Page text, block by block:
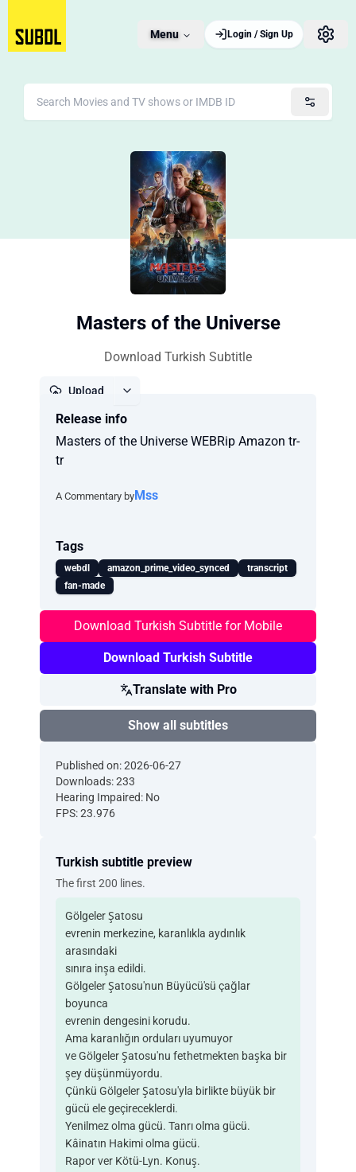
Menu Login / Sign Up
Masters of the Universe
Download Turkish Subtitle
Upload
Release info
Masters of the Universe WEBRip Amazon tr-
tr
A Commentary byMss
Tags
webdl amazon_prime_video_synced
transcript
fan-made
Download Turkish Subtitle for Mobile
Download Turkish Subtitle
Translate with Pro
Show all subtitles
Published on: 2026-06-27
Downloads: 233
Hearing Impaired: No
FPS: 23.976
Turkish subtitle preview
The first 200 lines.
Gölgeler Şatosu
evrenin merkezine, karanlıkla aydınlık
arasındaki
sınıra inşa edildi.
Gölgeler Şatosu'nun Büyücü'sü çağlar
boyunca
evrenin dengesini korudu.
Ama karanlığın orduları uyumuyor
ve Gölgeler Şatosu'nu fethetmekten başka bir
şey düşünmüyordu.
Çünkü Gölgeler Şatosu'yla birlikte büyük bir
gücü ele geçireceklerdi.
Yenilmez olma gücü. Tanrı olma gücü.
Kâinatın Hakimi olma gücü.
Rapor ver Kötü-Lyn. Konuş.